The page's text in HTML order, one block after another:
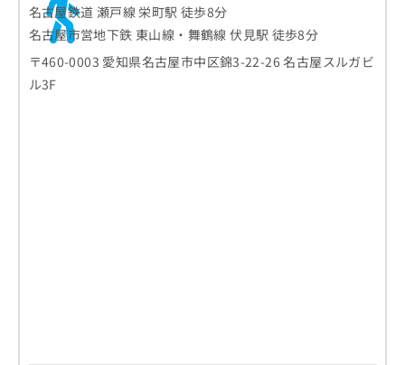
名古屋鉄道 瀬戸線 栄町駅 徒歩8分
名古屋市営地下鉄 東山線・舞鶴線 伏見駅 徒歩8分
〒460-0003 愛知県名古屋市中区錦3-22-26 名古屋スルガビ
ル3F